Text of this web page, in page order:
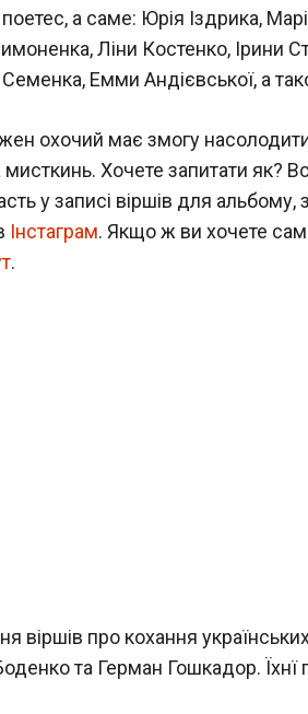
поетес, а саме: Юрія Іздрика,
Ліни Костенко, Ірини
Емми Андієвської, а
охочий має змогу
мисткинь. Хочете запитати як?
у записі віршів для
Інстаграм. Якщо ж ви хочете
.
віршів про кохання
та Герман Гошкадор.